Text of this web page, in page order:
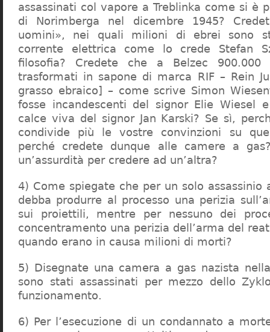
assassinati col vapore a Treblinka come si è
di Norimberga nel dicembre 1945?
uomini», nei quali milioni di ebrei sono
corrente elettrica come lo crede Stefan
filosofia? Credete che a Belzec
trasformati in sapone di marca RIF – Rein
grasso ebraico] – come scrive Simon
fosse incandescenti del signor Elie Wiesel
calce viva del signor Jan Karski? Se sì,
condivide più le vostre convinzioni su
perché credete dunque alle camere a
un’assurdità per credere ad un’altra?
4) Come spiegate che per un solo assassinio
debba produrre al processo una perizia
sui proiettili, mentre per nessuno dei
concentramento una perizia dell’arma del
quando erano in causa milioni di morti?
5) Disegnate una camera a gas nazista
sono stati assassinati per mezzo dello
funzionamento.
6) Per l’esecuzione di un condannato a